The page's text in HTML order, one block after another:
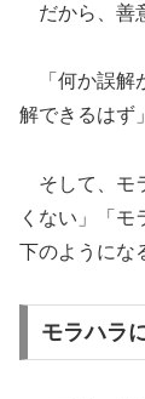
だから、善
「何か誤解
解できるはず
そして、モ
くない」「モ
下のようにな
モラハラ